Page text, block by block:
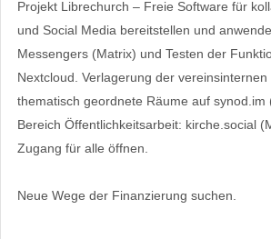
Projekt Librechurch – Freie Software für
und Social Media bereitstellen und
Messengers (Matrix) und Testen der
Nextcloud. Verlagerung der
thematisch geordnete Räume auf synod.im
Bereich Öffentlichkeitsarbeit: kirche.social
Zugang für alle öffnen.
Neue Wege der Finanzierung suchen.